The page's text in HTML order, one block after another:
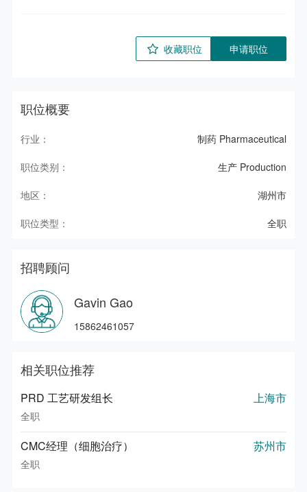
收藏职位 申请职位
职位概要
行业： 制药 Pharmaceutical
职位类别： 生产 Production
地区： 湖州市
职位类型： 全职
招聘顾问
Gavin Gao
15862461057
相关职位推荐
PRD 工艺研发组长
全职
上海市
CMC经理（细胞治疗）
全职
苏州市